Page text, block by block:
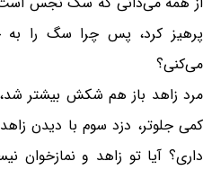
پرهیز کرد، پس چرا سگ را
می‌کنی؟
مرد زاهد باز هم شکش بیشتر شد،
کمی جلوتر، دزد سوم با دیدن
داری؟ آیا تو زاهد و